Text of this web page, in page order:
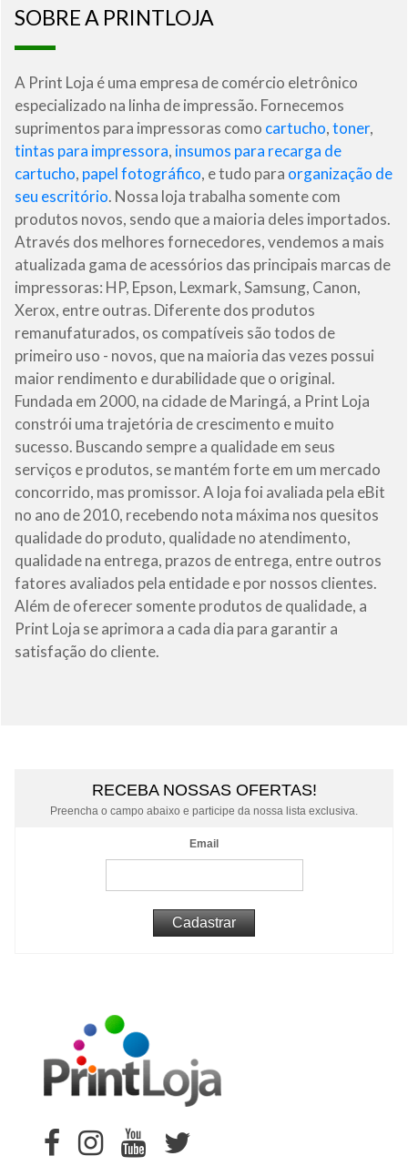
SOBRE A PRINTLOJA
A Print Loja é uma empresa de comércio eletrônico
especializado na linha de impressão. Fornecemos
suprimentos para impressoras como cartucho,toner,
tintas para impressora, insumos para recarga de
cartucho, papel fotográfico, e tudo para organização de
seu escritório. Nossa loja trabalha somente com
produtos novos, sendo que a maioria deles importados.
Através dos melhores fornecedores, vendemos a mais
atualizada gama de acessórios das principais marcas de
impressoras: HP, Epson, Lexmark, Samsung, Canon,
Xerox, entre outras. Diferente dos produtos
remanufaturados, os compatíveis são todos de
primeiro uso - novos, que na maioria das vezes possui
maior rendimento e durabilidade que o original.
Fundada em 2000, na cidade de Maringá, a Print Loja
constrói uma trajetória de crescimento e muito
sucesso. Buscando sempre a qualidade em seus
serviços e produtos, se mantém forte em um mercado
concorrido, mas promissor. A loja foi avaliada pela eBit
no ano de 2010, recebendo nota máxima nos quesitos
qualidade do produto, qualidade no atendimento,
qualidade na entrega, prazos de entrega, entre outros
fatores avaliados pela entidade e por nossos clientes.
Além de oferecer somente produtos de qualidade, a
Print Loja se aprimora a cada dia para garantir a
satisfação do cliente.
RECEBA NOSSAS OFERTAS!
Preencha o campo abaixo e participe da nossa lista exclusiva.
Email